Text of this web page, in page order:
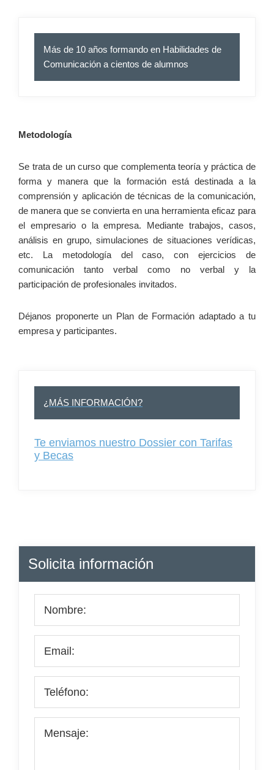
Más de 10 años formando en Habilidades de
Comunicación a cientos de alumnos
Metodología
Se trata de un curso que complementa teoría y práctica de
forma y manera que la formación está destinada a la
comprensión y aplicación de técnicas de la comunicación,
de manera que se convierta en una herramienta eficaz para
el empresario o la empresa. Mediante trabajos, casos,
análisis en grupo, simulaciones de situaciones verídicas,
etc. La metodología del caso, con ejercicios de
comunicación tanto verbal como no verbal y la
participación de profesionales invitados.
Déjanos proponerte un Plan de Formación adaptado a tu
empresa y participantes.
¿MÁS INFORMACIÓN?
Te enviamos nuestro Dossier con Tarifas
y Becas
Barra
lateral
principal
Solicita información